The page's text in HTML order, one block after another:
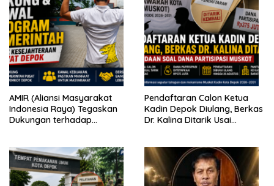
AMIR (Aliansi Masyarakat
Indonesia Raya) Tegaskan
Dukungan terhadap
Pendaftaran Calon Ketua
Kadin Depok Diulang, Berkas
Dr. Kalina Ditarik Usai